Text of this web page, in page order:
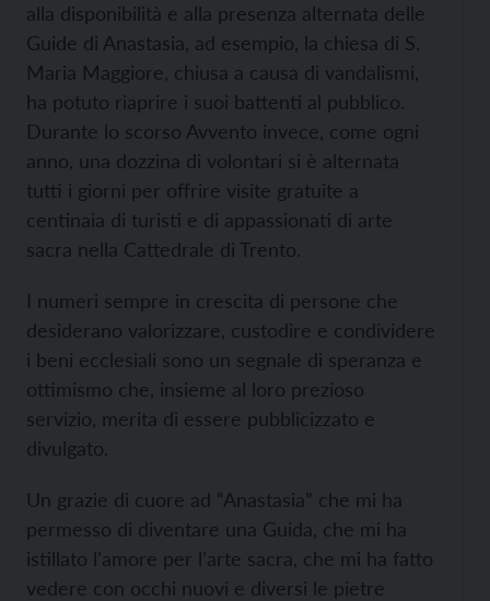
alla disponibilità e alla presenza alternata delle
Guide di Anastasia, ad esempio, la chiesa di S.
Maria Maggiore, chiusa a causa di vandalismi,
ha potuto riaprire i suoi battenti al pubblico.
Durante lo scorso Avvento invece, come ogni
anno, una dozzina di volontari si è alternata
tutti i giorni per offrire visite gratuite a
centinaia di turisti e di appassionati di arte
sacra nella Cattedrale di Trento.
I numeri sempre in crescita di persone che
desiderano valorizzare, custodire e condividere
i beni ecclesiali sono un segnale di speranza e
ottimismo che, insieme al loro prezioso
servizio, merita di essere pubblicizzato e
divulgato.
Un grazie di cuore ad “Anastasia” che mi ha
permesso di diventare una Guida, che mi ha
istillato l’amore per l’arte sacra, che mi ha fatto
vedere con occhi nuovi e diversi le pietre